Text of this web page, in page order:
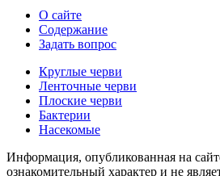
О сайте
Содержание
Задать вопрос
Круглые черви
Ленточные черви
Плоские черви
Бактерии
Насекомые
Информация, опубликованная на
ознакомительный характер и не